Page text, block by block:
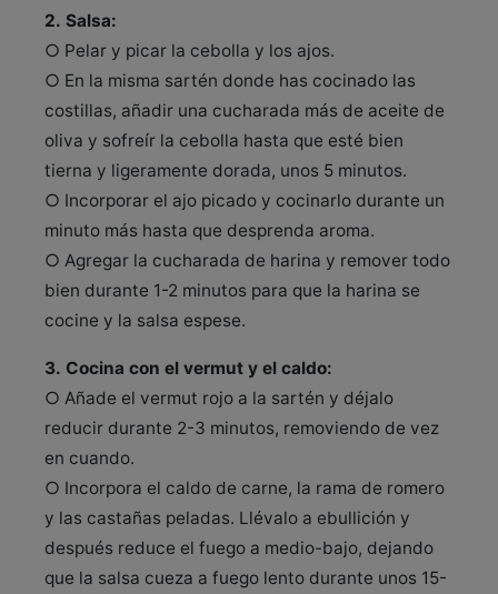
2. Salsa:
○ Pelar y picar la cebolla y los ajos.
○ En la misma sartén donde has cocinado las
costillas, añadir una cucharada más de aceite de
oliva y sofreír la cebolla hasta que esté bien
tierna y ligeramente dorada, unos 5 minutos.
○ Incorporar el ajo picado y cocinarlo durante un
minuto más hasta que desprenda aroma.
○ Agregar la cucharada de harina y remover todo
bien durante 1-2 minutos para que la harina se
cocine y la salsa espese.
3. Cocina con el vermut y el caldo:
○ Añade el vermut rojo a la sartén y déjalo
reducir durante 2-3 minutos, removiendo de vez
en cuando.
○ Incorpora el caldo de carne, la rama de romero
y las castañas peladas. Llévalo a ebullición y
después reduce el fuego a medio-bajo, dejando
que la salsa cueza a fuego lento durante unos 15-